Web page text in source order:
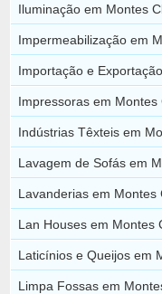
Iluminação em Montes
Impermeabilização em
Importação e
Impressoras em Montes
Indústrias Têxteis em
Lavagem de Sofás em
Lavanderias em Montes
Lan Houses em Montes
Laticínios e Queijos em
Limpa Fossas em